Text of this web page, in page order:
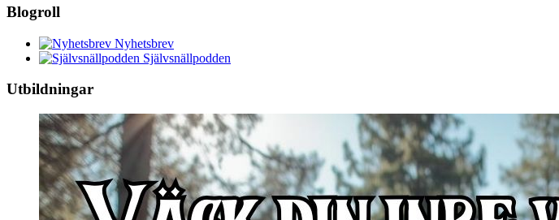
Blogroll
Nyhetsbrev
Självsnällpodden
Utbildningar